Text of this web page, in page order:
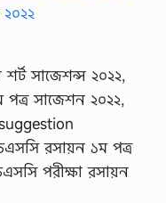
সাজেশন্স ২০২২,
পত্র সাজেশন ২০২২,
রসায়ন ১ম পত্র
পরীক্ষা রসায়ন